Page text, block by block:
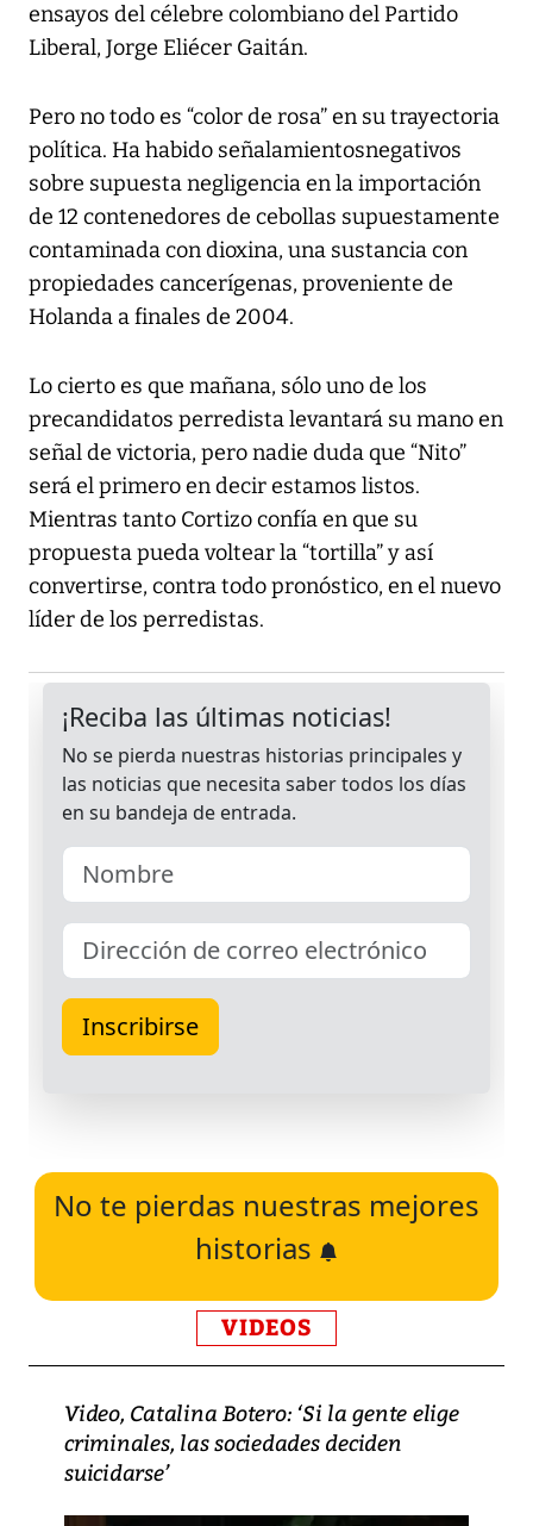
ensayos del célebre colombiano del Partido
Liberal, Jorge Eliécer Gaitán.
Pero no todo es “color de rosa” en su trayectoria
política. Ha habido señalamientosnegativos
sobre supuesta negligencia en la importación
de 12 contenedores de cebollas supuestamente
contaminada con dioxina, una sustancia con
propiedades cancerígenas, proveniente de
Holanda a finales de 2004.
Lo cierto es que mañana, sólo uno de los
precandidatos perredista levantará su mano en
señal de victoria, pero nadie duda que “Nito”
será el primero en decir estamos listos.
Mientras tanto Cortizo confía en que su
propuesta pueda voltear la “tortilla” y así
convertirse, contra todo pronóstico, en el nuevo
líder de los perredistas.
No te pierdas nuestras mejores
historias
VIDEOS
Video, Catalina Botero: ‘Si la gente elige
criminales, las sociedades deciden
suicidarse’